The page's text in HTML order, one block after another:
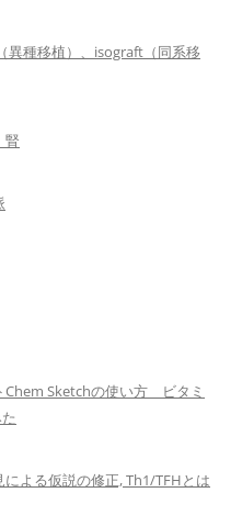
種移植）、isograft（同系移
腎
Chem Sketchの使い方 ビタミ
よる仮説の修正, Th1/TFHとは